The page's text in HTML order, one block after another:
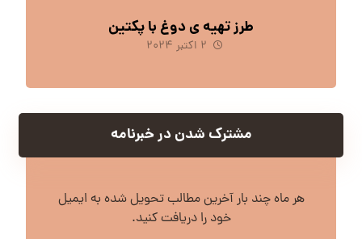
طرز تهیه ی دوغ با پکتین
۲ اکتبر ۲۰۲۴
مشترک شدن در خبرنامه
هر ماه چند بار آخرین مطالب تحویل شده به ایمیل
خود را دریافت کنید.